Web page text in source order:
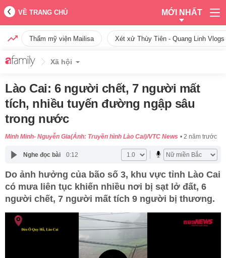
VỀ TRANG CHỦ MỚI NHẤT
Thẩm mỹ viện Mailisa Xét xử Thùy Tiên - Quang Linh
Xã hội
Lào Cai: 6 người chết, 7 người mất
tích, nhiều tuyến đường ngập sâu
trong nước
Minh Minh- Nguyễn Gia(Ảnh: Truyền hình Lào Cai)/VTC News 2 năm trước
Nghe đọc bài 0:12
Do ảnh hưởng của bão số 3, khu vực tỉnh Lào Cai
có mưa liên tục khiến nhiều nơi bị sạt lở đất, 6
người chết, 7 người mất tích 9 người bị thương.